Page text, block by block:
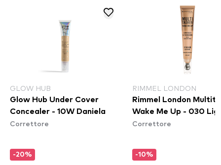
GLOW HUB
Glow Hub Under Cover
Concealer - 10W Daniela
Correttore
-20%
RIMMEL LONDON
Rimmel London
Wake Me Up - 030
Correttore
-10%